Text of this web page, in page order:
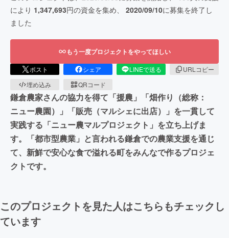
により 1,347,693円の資金を集め、 2020/09/10に募集を終了し
ました
もう一度プロジェクトをやってほしい
ポスト シェア LINEで送る
URLコピー
埋め込み
QRコード
鎌倉農家さんの協力を得て「援農」「畑作り（総称：
ニュー農園）」「販売（マルシェに出店）」を一貫して
実践する「ニュー農マルプロジェクト」を立ち上げま
す。「都市型農業」と言われる鎌倉での農業支援を通じ
て、新鮮で安心な食で溢れる町をみんなで作るプロジェ
クトです。
このプロジェクトを見た人はこちらもチェックし
ています